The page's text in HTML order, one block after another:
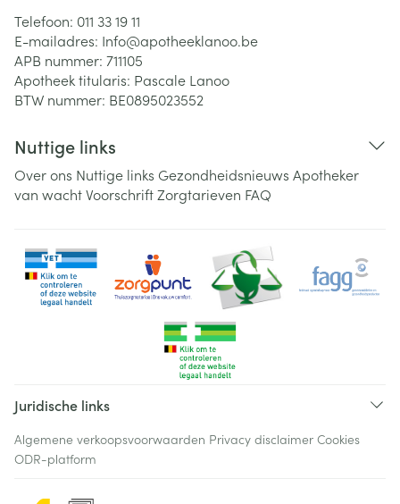
Telefoon: 011 33 19 11
E-mailadres: Info@apotheeklanoo.be
APB nummer: 711105
Apotheek titularis: Pascale Lanoo
BTW nummer: BE0895023552
Nuttige links
Over ons Nuttige links Gezondheidsnieuws Apotheker
van wachtVoorschriftZorgtarieven FAQ
Juridische links
Algemene verkoopsvoorwaarden Privacy disclaimer Cookies
ODR-platform